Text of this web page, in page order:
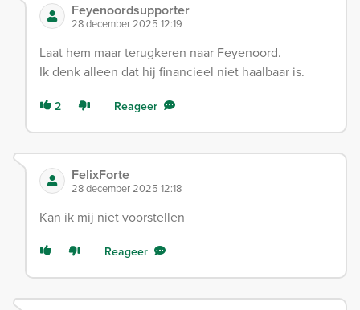
Feyenoordsupporter
28 december 2025 12:19
Laat hem maar terugkeren naar Feyenoord.
Ik denk alleen dat hij financieel niet haalbaar is.
2 Reageer
FelixForte
28 december 2025 12:18
Kan ik mij niet voorstellen
Reageer